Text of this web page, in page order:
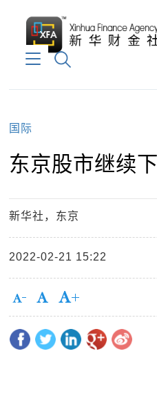
国际
东京股市继续
新华社，东京
2022-02-21 15:22